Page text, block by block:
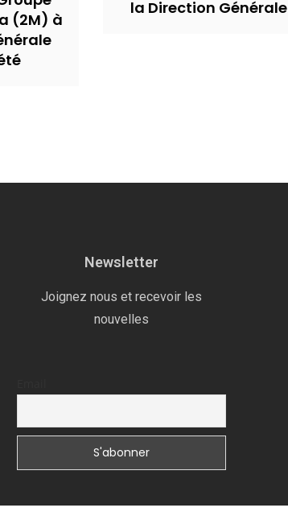
(2M) à
la Direction Générale
Newsletter
Joignez nous et recevoir les
nouvelles